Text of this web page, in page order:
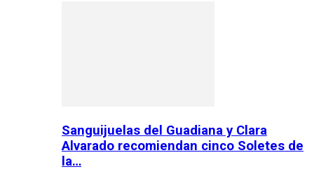
Sanguijuelas del Guadiana y Clara
Alvarado recomiendan cinco Soletes de
la…